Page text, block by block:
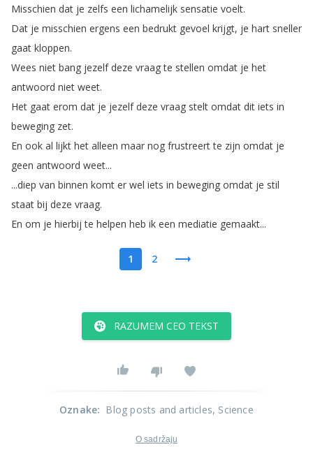
Misschien dat je zelfs een lichamelijk sensatie voelt.
Dat je misschien ergens een bedrukt gevoel krijgt, je hart sneller
gaat kloppen.
Wees niet bang jezelf deze vraag te stellen omdat je het
antwoord niet weet.
Het gaat erom dat je jezelf deze vraag stelt omdat dit iets in
beweging zet.
En ook al lijkt het alleen maar nog frustreert te zijn omdat je
geen antwoord weet...
...diep van binnen komt er wel iets in beweging omdat je stil
staat bij deze vraag.
En om je hierbij te helpen heb ik een mediatie gemaakt...
1 2
RAZUMEM CEO TEKST
Oznake: Blog posts and articles, Science
O sadržaju